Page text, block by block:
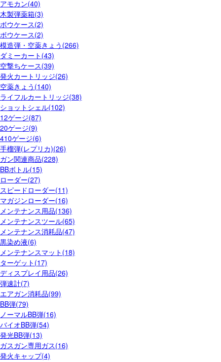
アモカン(40)
木製弾薬箱(3)
ボウケース(2)
ボウケース(2)
模造弾・空薬きょう(266)
ダミーカート(43)
空撃ちケース(39)
発火カートリッジ(26)
空薬きょう(140)
ライフルカートリッジ(38)
ショットシェル(102)
12ゲージ(87)
20ゲージ(9)
410ゲージ(6)
手榴弾(レプリカ)(26)
ガン関連商品(228)
BBボトル(15)
ローダー(27)
スピードローダー(11)
マガジンローダー(16)
メンテナンス用品(136)
メンテナンスツール(65)
メンテナンス消耗品(47)
黒染め液(6)
メンテナンスマット(18)
ターゲット(17)
ディスプレイ用品(26)
弾速計(7)
エアガン消耗品(99)
BB弾(79)
ノーマルBB弾(16)
バイオBB弾(54)
発光BB弾(13)
ガスガン専用ガス(16)
発火キャップ(4)